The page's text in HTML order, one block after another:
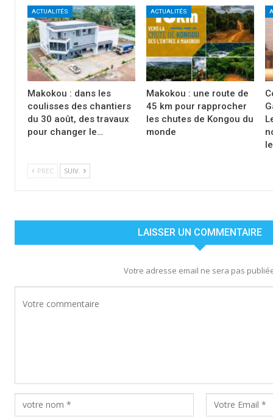
ACTUALITÉS
Makokou : dans les
coulisses des chantiers
du 30 août, des travaux
pour changer le…
ACTUALITÉS
Makokou : une route de
45 km pour rapprocher
les chutes de Kongou du
monde
PREC SUIV.
LAISSER UN COMMENTAIRE
Votre adresse email ne sera pas